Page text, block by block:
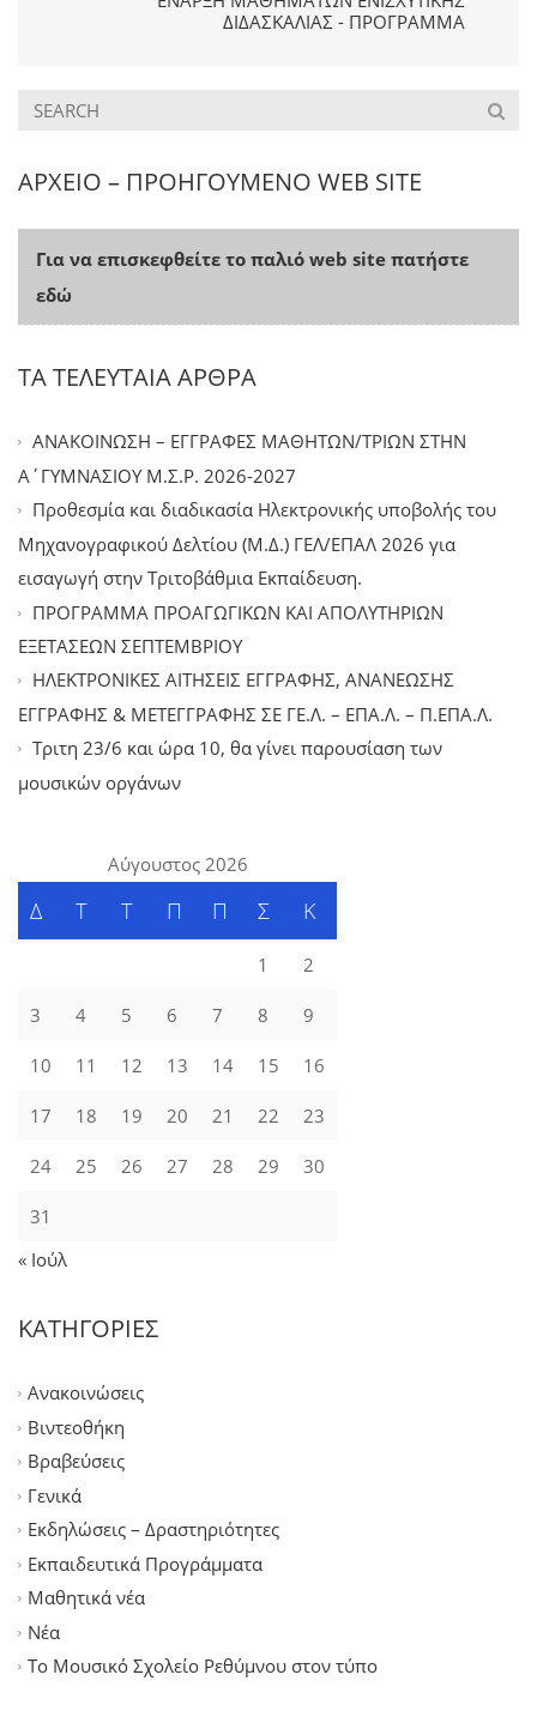
ΔΙΔΑΣΚΑΛΊΑΣ - ΠΡΌΓΡΑΜΜΑ
ΑΡΧΕΙΟ – ΠΡΟΗΓΟΥΜΕΝΟ WEB SITE
Για να επισκεφθείτε το παλιό web site πατήστε
εδώ
ΤΑ ΤΕΛΕΥΤΑΙΑ ΑΡΘΡΑ
ΑΝΑΚΟΙΝΩΣΗ – ΕΓΓΡΑΦΕΣ ΜΑΘΗΤΩΝ/ΤΡΙΩΝ ΣΤΗΝ
Α΄ΓΥΜΝΑΣΙΟΥ Μ.Σ.Ρ. 2026-2027
Προθεσμία και διαδικασία Ηλεκτρονικής υποβολής του
Μηχανογραφικού Δελτίου (Μ.Δ.) ΓΕΛ/ΕΠΑΛ 2026 για
εισαγωγή στην Τριτοβάθμια Εκπαίδευση.
ΠΡΟΓΡΑΜΜΑ ΠΡΟΑΓΩΓΙΚΩΝ ΚΑΙ ΑΠΟΛΥΤΗΡΙΩΝ
ΕΞΕΤΑΣΕΩΝ ΣΕΠΤΕΜΒΡΙΟΥ
ΗΛΕΚΤΡΟΝΙΚΕΣ ΑΙΤΗΣΕΙΣ ΕΓΓΡΑΦΗΣ, ΑΝΑΝΕΩΣΗΣ
ΕΓΓΡΑΦΗΣ & ΜΕΤΕΓΓΡΑΦΗΣ ΣΕ ΓΕ.Λ. – ΕΠΑ.Λ. – Π.ΕΠΑ.Λ.
Tριτη 23/6 και ώρα 10, θα γίνει παρουσίαση των
μουσικών οργάνων
Αύγουστος 2026
Δ Τ Τ Π Π Σ Κ
1 2
3 4 5 6 7 8 9
10 11 12 13 14 15 16
17 18 19 20 21 22 23
24 25 26 27 28 29 30
31
« Ιούλ
ΚΑΤΗΓΟΡΙΕΣ
Ανακοινώσεις
Βιντεοθήκη
Βραβεύσεις
Γενικά
Εκδηλώσεις – Δραστηριότητες
Εκπαιδευτικά Προγράμματα
Μαθητικά νέα
Νέα
Το Μουσικό Σχολείο Ρεθύμνου στον τύπο